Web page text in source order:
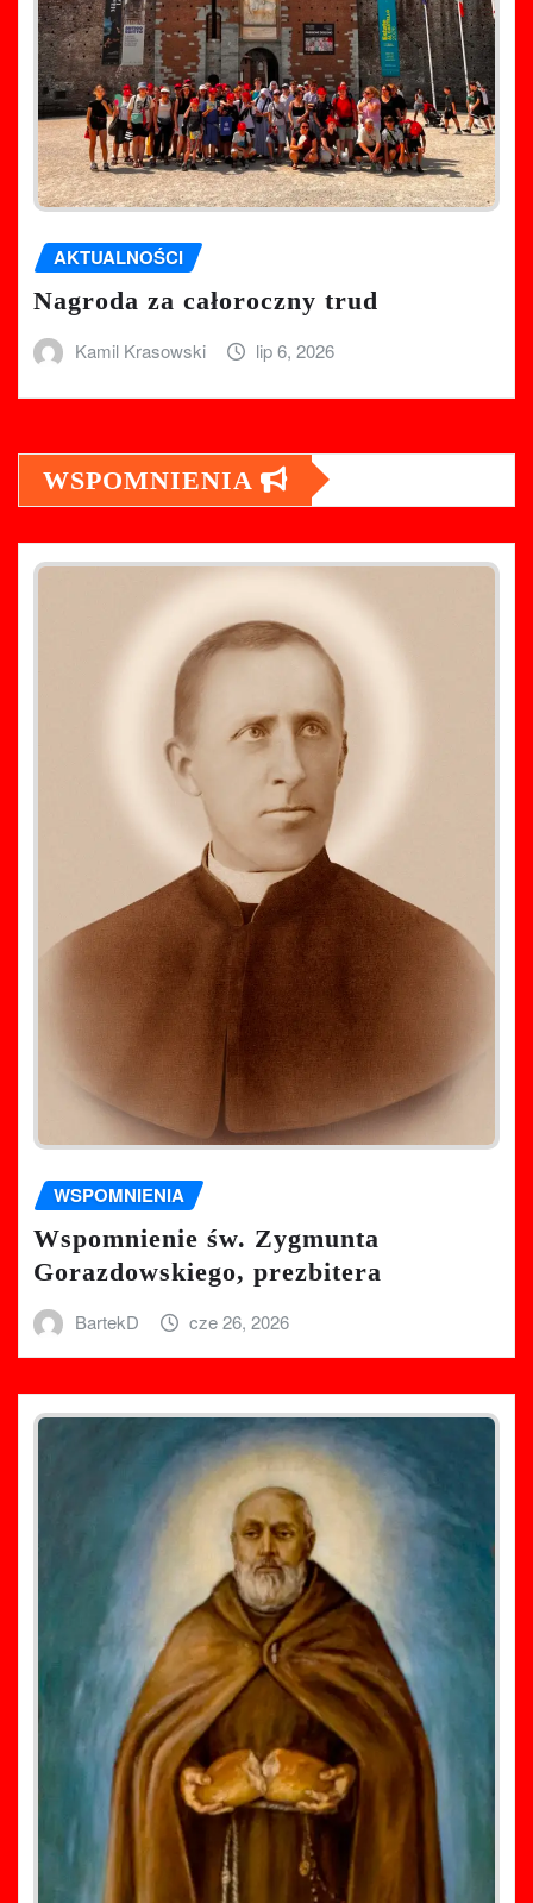
AKTUALNOŚCI
Nagroda za całoroczny trud
Kamil Krasowski lip 6, 2026
WSPOMNIENIA
WSPOMNIENIA
Wspomnienie św. Zygmunta
Gorazdowskiego, prezbitera
BartekD cze 26, 2026